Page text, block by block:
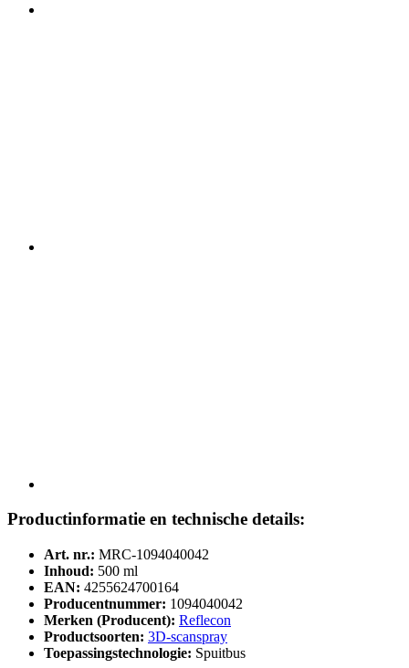
Productinformatie en technische details:
Art. nr.: MRC-1094040042
Inhoud: 500 ml
EAN: 4255624700164
Producentnummer: 1094040042
Merken (Producent): Reflecon
Productsoorten: 3D-scanspray
Toepassingstechnologie: Spuitbus